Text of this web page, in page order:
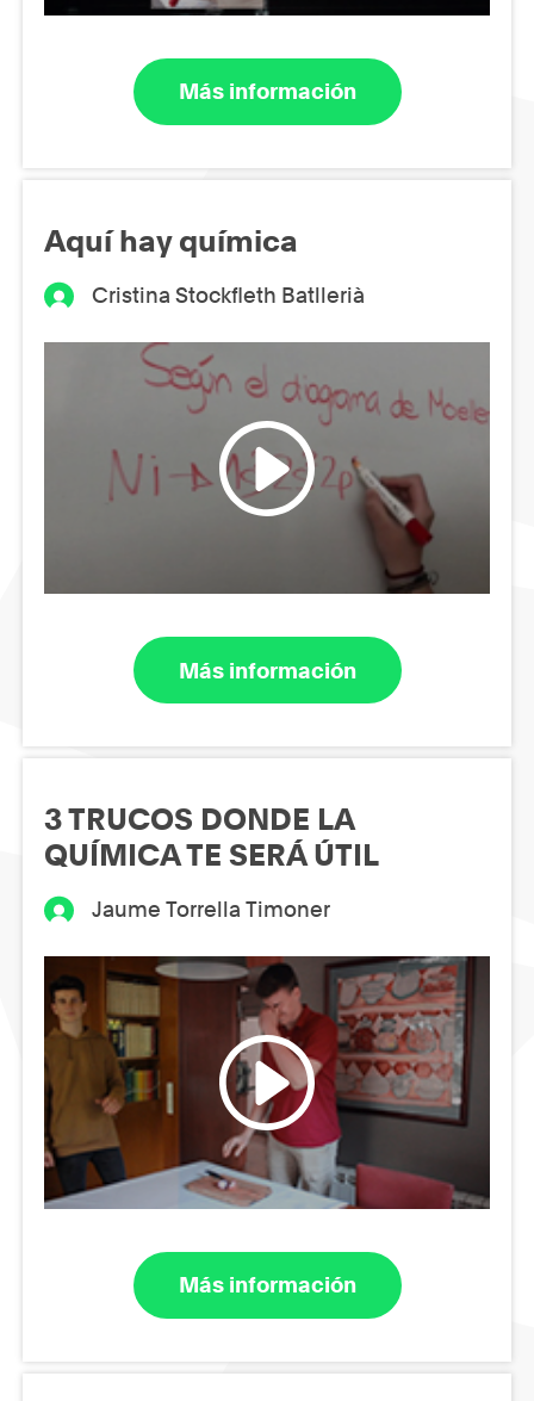
Más información
Aquí hay química
Cristina Stockfleth Batllerià
Más información
3 TRUCOS DONDE LA
QUÍMICA TE SERÁ ÚTIL
Jaume Torrella Timoner
Más información